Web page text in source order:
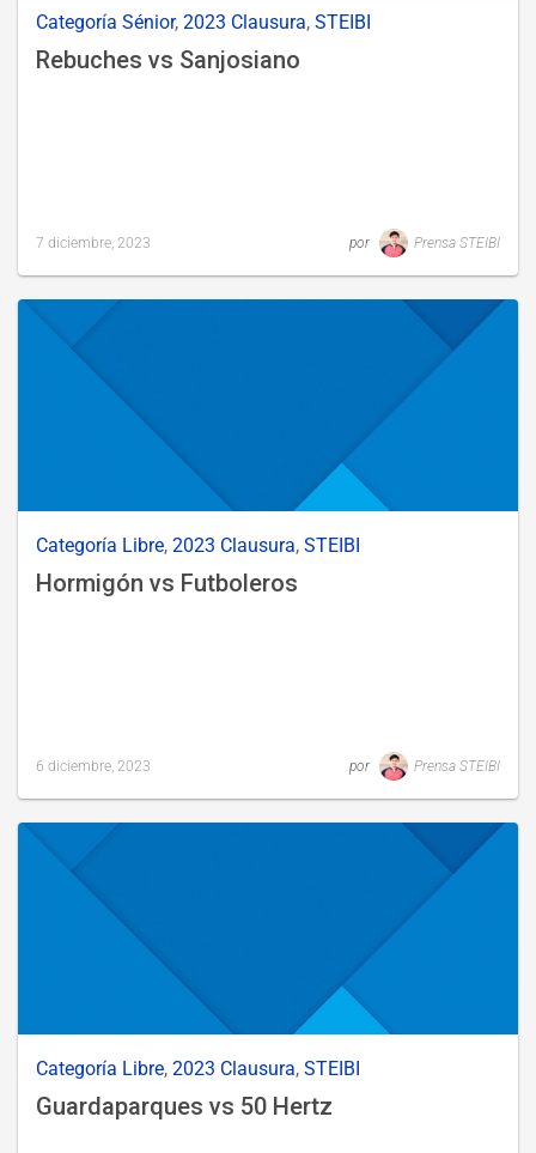
Categoría Sénior, 2023 Clausura, STEIBI
Rebuches vs Sanjosiano
diciembre,
2023
7 diciembre, 2023 por Prensa STEIBI
Categoría Libre, 2023 Clausura, STEIBI
Hormigón vs Futboleros
diciembre,
2023
6 diciembre, 2023 por Prensa STEIBI
Categoría Libre, 2023 Clausura, STEIBI
Guardaparques vs 50 Hertz